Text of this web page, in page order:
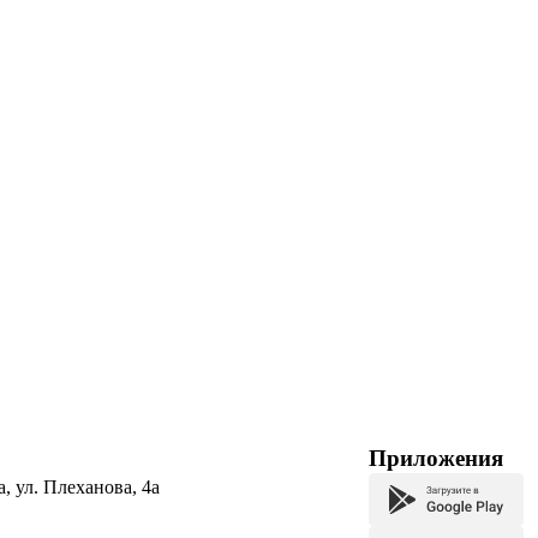
ул. Плеханова, 4а
Приложения